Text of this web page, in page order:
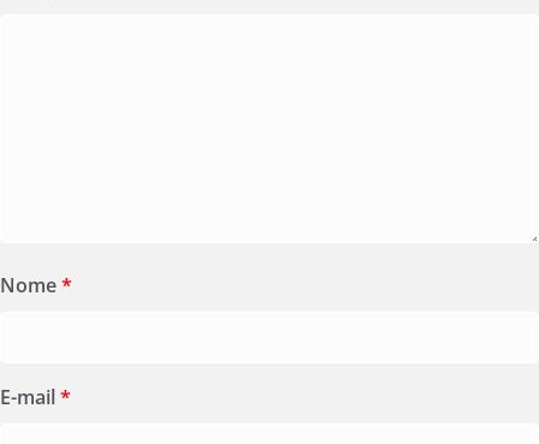
Nome*
E-mail*